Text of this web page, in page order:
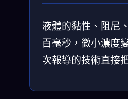
液體的黏性、阻尼
百毫秒，微小濃度
次報導的技術直接